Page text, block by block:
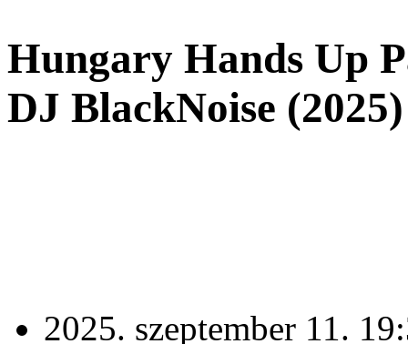
Hungary Hands Up
DJ BlackNoise (2025)
2025. szeptember 11.